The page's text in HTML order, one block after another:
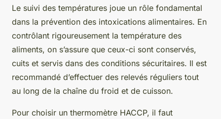
Le suivi des températures joue un rôle fondamental
dans la prévention des intoxications alimentaires. En
contrôlant rigoureusement la température des
aliments, on s’assure que ceux-ci sont conservés,
cuits et servis dans des conditions sécuritaires. Il est
recommandé d’effectuer des relevés réguliers tout
au long de la chaîne du froid et de cuisson.
Pour choisir un thermomètre HACCP, il faut